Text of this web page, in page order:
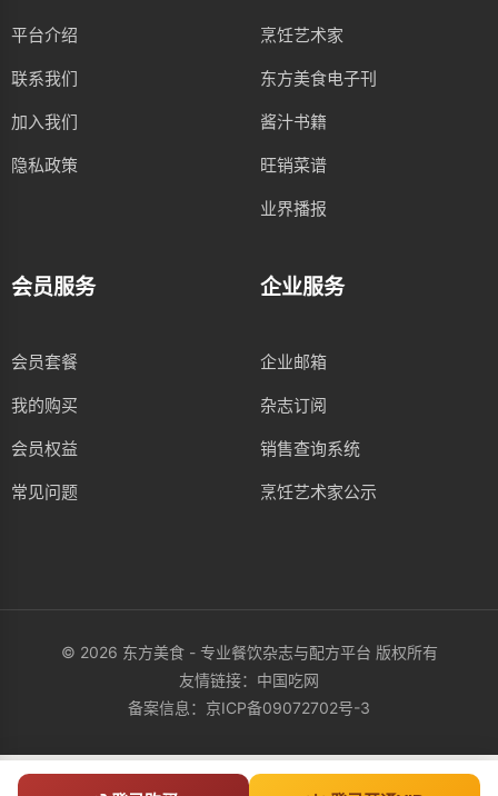
平台介绍
联系我们
加入我们
隐私政策
烹饪艺术家
东方美食电子刊
酱汁书籍
旺销菜谱
业界播报
会员服务
会员套餐
我的购买
会员权益
常见问题
企业服务
企业邮箱
杂志订阅
销售查询系统
烹饪艺术家公示
© 2026 东方美食 - 专业餐饮杂志与配方平台 版权所有
友情链接： 中国吃网
备案信息： 京ICP备09072702号-3